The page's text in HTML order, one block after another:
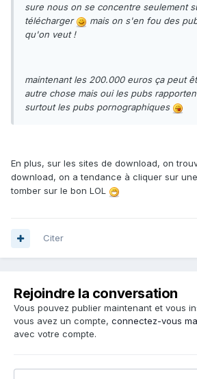
sure nous on se concentre seulement
télécharger
mais on s'en fou des
qu'on veut !
maintenant les 200.000 euros ça peut
autre chose mais oui les pubs
surtout les pubs pornographiques
En plus, sur les sites de download, on
download, on a tendance à cliquer sur
tomber sur le bon LOL
Citer
Rejoindre la conversation
Vous pouvez publier maintenant et vous
vous avez un compte, connectez-vous
avec votre compte.